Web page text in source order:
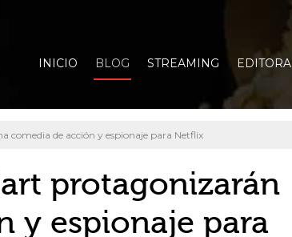
INICIO BLOG STREAMING EDITORA
comedia de acción y espionaje para Netflix
protagonizarán
y espionaje para